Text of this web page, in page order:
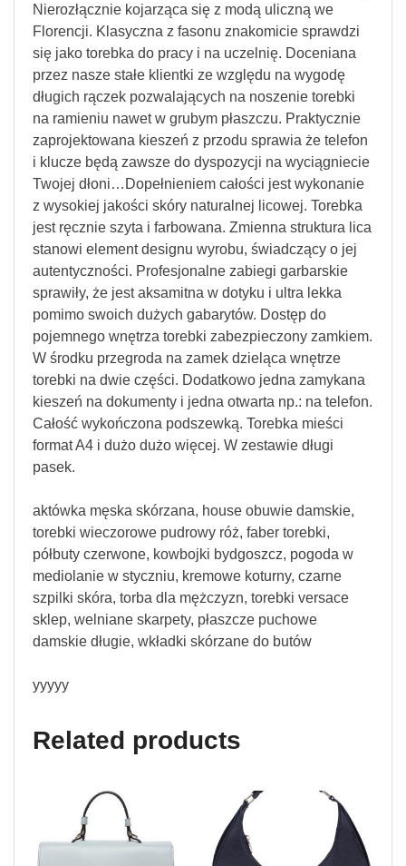
Nierozłącznie kojarząca się z modą uliczną we
Florencji. Klasyczna z fasonu znakomicie sprawdzi
się jako torebka do pracy i na uczelnię. Doceniana
przez nasze stałe klientki ze względu na wygodę
długich rączek pozwalających na noszenie torebki
na ramieniu nawet w grubym płaszczu. Praktycznie
zaprojektowana kieszeń z przodu sprawia że telefon
i klucze będą zawsze do dyspozycji na wyciągniecie
Twojej dłoni…Dopełnieniem całości jest wykonanie
z wysokiej jakości skóry naturalnej licowej. Torebka
jest ręcznie szyta i farbowana. Zmienna struktura lica
stanowi element designu wyrobu, świadczący o jej
autentyczności. Profesjonalne zabiegi garbarskie
sprawiły, że jest aksamitna w dotyku i ultra lekka
pomimo swoich dużych gabarytów. Dostęp do
pojemnego wnętrza torebki zabezpieczony zamkiem.
W środku przegroda na zamek dzieląca wnętrze
torebki na dwie części. Dodatkowo jedna zamykana
kieszeń na dokumenty i jedna otwarta np.: na telefon.
Całość wykończona podszewką. Torebka mieści
format A4 i dużo dużo więcej. W zestawie długi
pasek.
aktówka męska skórzana, house obuwie damskie,
torebki wieczorowe pudrowy róż, faber torebki,
półbuty czerwone, kowbojki bydgoszcz, pogoda w
mediolanie w styczniu, kremowe koturny, czarne
szpilki skóra, torba dla mężczyzn, torebki versace
sklep, welniane skarpety, płaszcze puchowe
damskie długie, wkładki skórzane do butów
yyyyy
Related products